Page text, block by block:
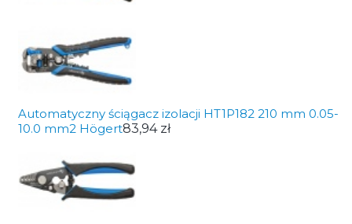
Automatyczny ściągacz izolacji HT1P182 210 mm 0.05-
10.0 mm2 Högert83,94 zł